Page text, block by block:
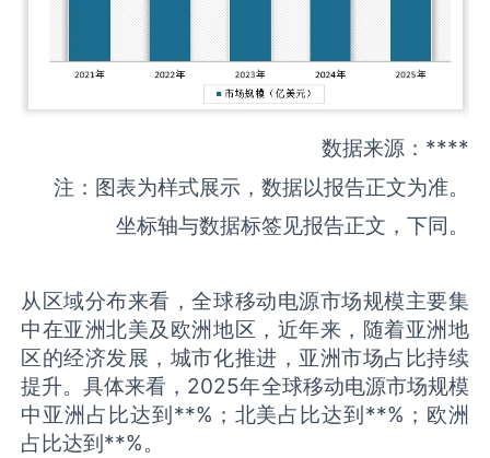
数据来源：****
注：图表为样式展示，数据以报告正文为准。
坐标轴与数据标签见报告正文，下同。
从区域分布来看，全球移动电源市场规模主要集
中在亚洲北美及欧洲地区，近年来，随着亚洲地
区的经济发展，城市化推进，亚洲市场占比持续
提升。具体来看，2025年全球移动电源市场规模
中亚洲占比达到**%；北美占比达到**%；欧洲
占比达到**%。